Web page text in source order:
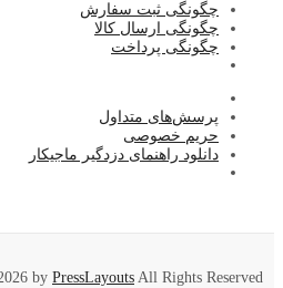
چگونگی ثبت سفارش
چگونگی ارسال کالا
چگونگی پرداخت
پرسش‌های متداول
حریم خصوصی
دانلود راهنمای دزدگیر ماجیکار
by PressLayouts All Rights Reserved.